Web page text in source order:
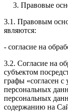
3. Правовые
3.1. Правовым
являются:
- согласие на
3.2. Согласие на
субъектом
графы «согласен
персональных
персональных
содержанию на